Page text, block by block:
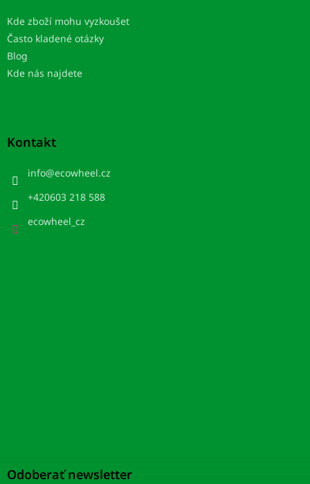
Kde zboží mohu vyzkoušet
Často kladené otázky
Blog
Kde nás najdete
Kontakt
info@ecowheel.cz
+420603 218 588
ecowheel_cz
Odoberať newsletter